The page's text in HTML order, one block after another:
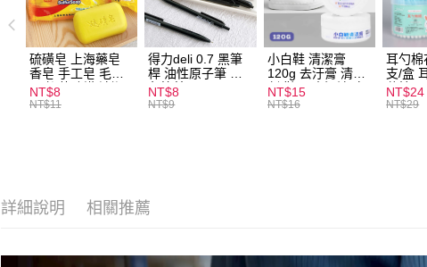
硫磺皂 上海藥皂
香皂 手工皂 毛囊
炎 抑菌除蟎 清潔
護膚 去油去痘 寵
NT$8
NT$11
得力deli 0.7 黑筆
桿 油性原子筆 黑
色筆芯 S304
NT$8
NT$9
小白鞋 清潔膏
120g 去汙膏 清潔
劑 鞋子 去汙漬 白
皮鞋 鞋油
NT$15
NT$16
耳勺棉
支/盒
花棒
NT$24
NT$29
詳細說明 相關推薦